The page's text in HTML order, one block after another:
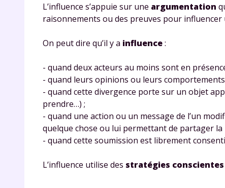
L’influence s’appuie sur une argumentation
raisonnements ou des preuves pour
On peut dire qu’il y a influence:
- quand deux acteurs au moins sont en
- quand leurs opinions ou leurs
- quand cette divergence porte sur un objet
prendre…) ;
- quand une action ou un message de l’un
quelque chose ou lui permettant de partager la
- quand cette soumission est librement
L’influence utilise des stratégies